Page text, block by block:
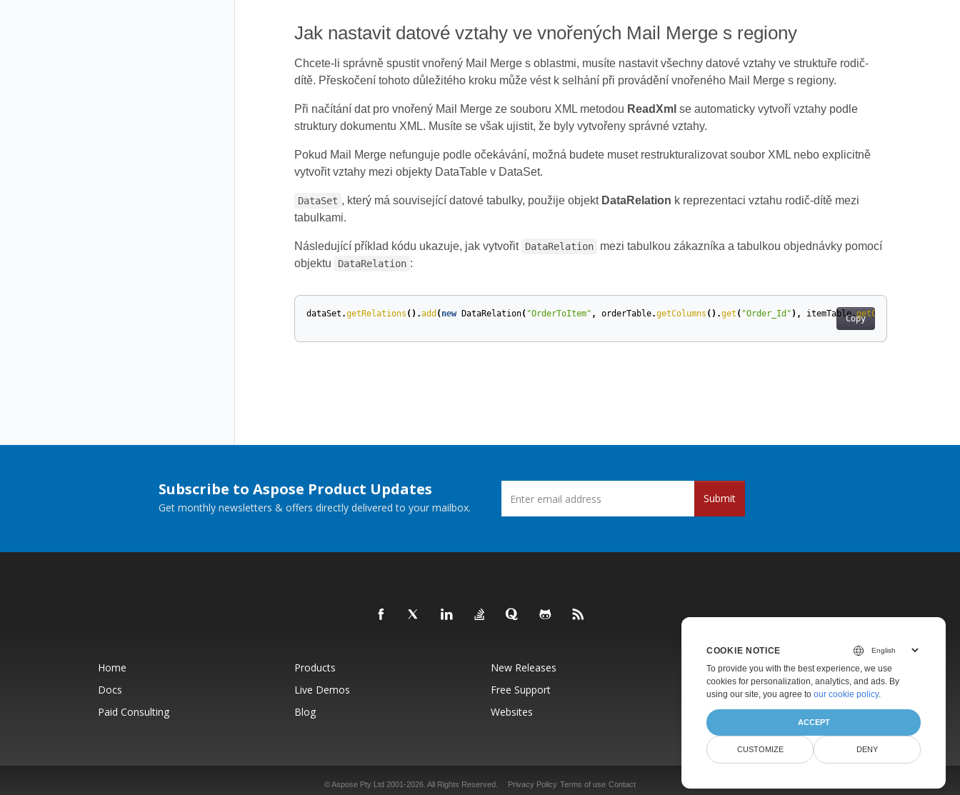
Jak nastavit datové vztahy ve vnořených Mail Merge s regiony
Chcete-li správně spustit vnořený Mail Merge s oblastmi, musíte nastavit všechny datové vztahy ve struktuře rodič-
dítě. Přeskočení tohoto důležitého kroku může vést k selhání při provádění vnořeného Mail Merge s regiony.
Při načítání dat pro vnořený Mail Merge ze souboru XML metodou ReadXml se automaticky vytvoří vztahy podle
struktury dokumentu XML. Musíte se však ujistit, že byly vytvořeny správné vztahy.
Pokud Mail Merge nefunguje podle očekávání, možná budete muset restrukturalizovat soubor XML nebo explicitně
vytvořit vztahy mezi objekty DataTable v DataSet.
DataSet , který má související datové tabulky, použije objekt DataRelation k reprezentaci vztahu rodič-dítě mezi
tabulkami.
Následující příklad kódu ukazuje, jak vytvořit DataRelation
mezi tabulkou zákazníka a tabulkou objednávky pomocí
objektu
DataRelation :
Copy
dataSet .getRelations ().add ( new DataRelation( "OrderToItem" , orderTable.getColumns ().get ( "Order_Id" ), itemTable.getColumns
Subscribe to Aspose Product Updates
Get monthly newsletters & offers directly delivered to your mailbox.
Submit
Home Products New Releases
Pricing
Docs
Live Demos Free Support
Paid Support
Paid Consulting
Blog Websites About
© Aspose Pty Ltd 2001-2026. All Rights Reserved. Privacy Policy Terms of use Contact
COOKIE NOTICE
To provide you with the best experience, we use
cookies for personalization, analytics, and ads. By
using our site, you agree to our cookie policy.
ACCEPT
CUSTOMIZE DENY